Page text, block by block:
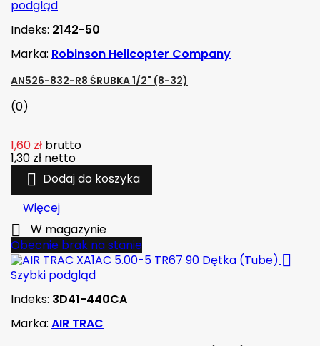
podgląd
Indeks: 2142-50
Marka: Robinson Helicopter Company
AN526-832-R8 ŚRUBKA 1/2" (8-32)
(0)
1,60 zł brutto
1,30 zł netto
 Dodaj do koszyka
Więcej

W magazynie
Obecnie brak na stanie

Szybki podgląd
Indeks: 3D41-440CA
Marka: AIR TRAC